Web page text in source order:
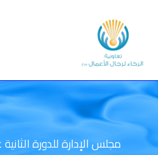
المحتوى
مجلس الإدارة للدورة الثانية عشر